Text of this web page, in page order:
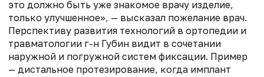
это должно быть уже знакомое врачу изделие,
только улучшенное», — высказал пожелание врач.
Перспективу развития технологий в ортопедии и
травматологии г-н Губин видит в сочетании
наружной и погружной систем фиксации. Пример
— дистальное протезирование, когда имплант